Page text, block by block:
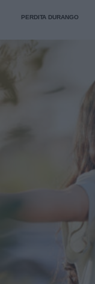
PERDITA DURANGO